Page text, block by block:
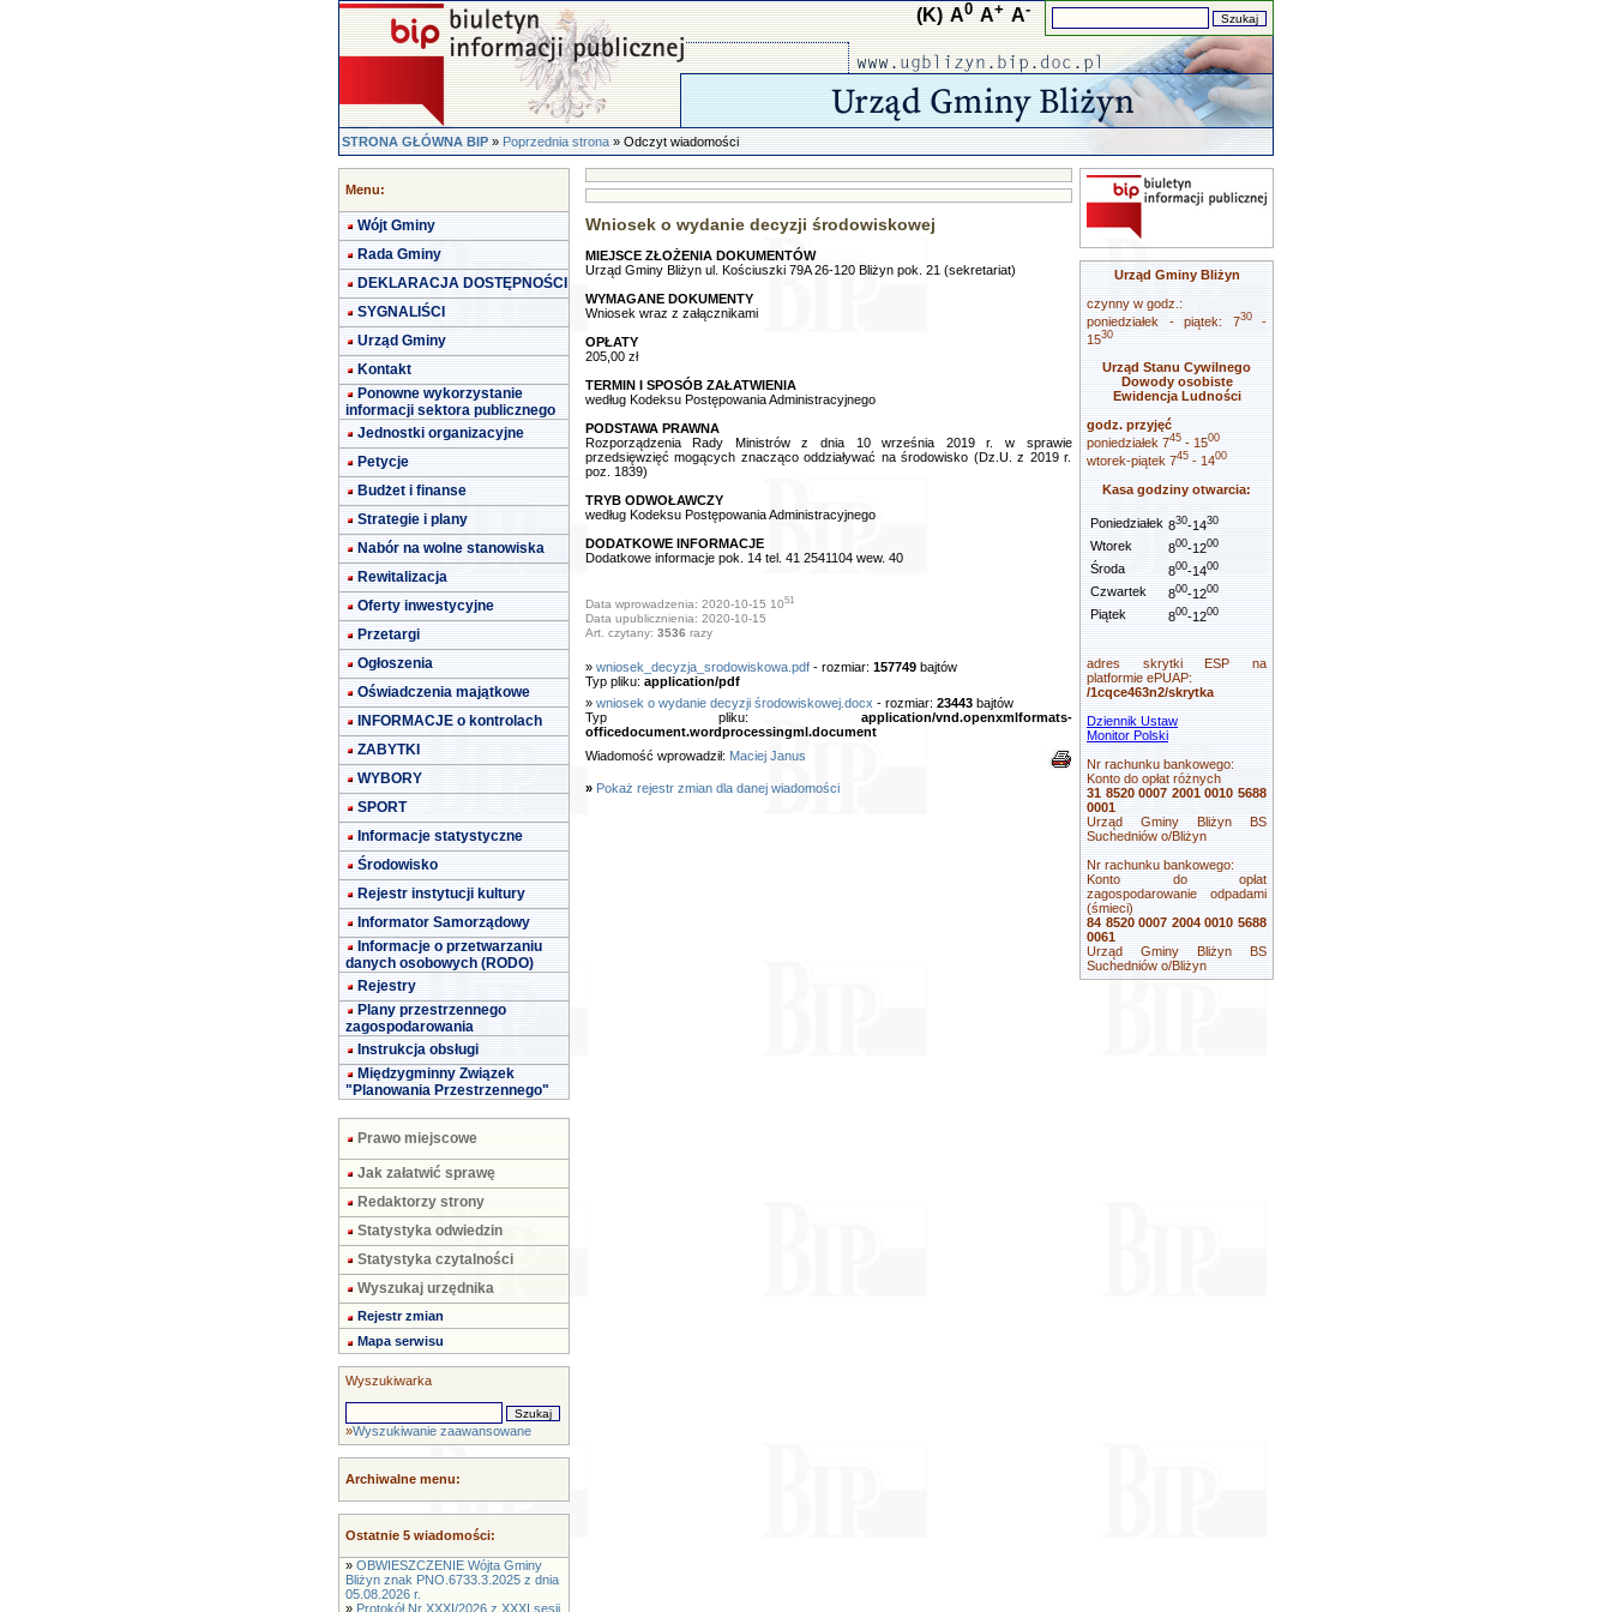
(K) A0 A+ A-
STRONA GŁÓWNA BIP»Poprzednia strona» Odczyt wiadomości
Menu:
Wójt Gminy
Rada Gminy
DEKLARACJA DOSTĘPNOŚCI
SYGNALIŚCI
Urząd Gminy
Kontakt
Ponowne wykorzystanie
informacji sektora publicznego
Jednostki organizacyjne
Petycje
Budżet i finanse
Strategie i plany
Nabór na wolne stanowiska
Rewitalizacja
Oferty inwestycyjne
Przetargi
Ogłoszenia
Oświadczenia majątkowe
INFORMACJE o kontrolach
ZABYTKI
WYBORY
SPORT
Informacje statystyczne
Środowisko
Rejestr instytucji kultury
Informator Samorządowy
Informacje o przetwarzaniu
danych osobowych (RODO)
Rejestry
Plany przestrzennego
zagospodarowania
Instrukcja obsługi
Międzygminny Związek
"Planowania Przestrzennego"
Prawo miejscowe
Jak załatwić sprawę
Redaktorzy strony
Statystyka odwiedzin
Statystyka czytalności
Wyszukaj urzędnika
Rejestr zmian
Mapa serwisu
Wyszukiwarka
»Wyszukiwanie zaawansowane
Archiwalne menu:
Ostatnie 5 wiadomości:
» OBWIESZCZENIE Wójta Gminy
Bliżyn znak PNO.6733.3.2025 z dnia
05.08.2026 r.
» Protokół Nr XXXI/2026 z XXXI sesji
Wniosek o wydanie decyzji środowiskowej
MIEJSCE ZŁOŻENIA DOKUMENTÓW
Urząd Gminy Bliżyn ul. Kościuszki 79A 26-120 Bliżyn pok. 21 (sekretariat)
WYMAGANE DOKUMENTY
Wniosek wraz z załącznikami
OPŁATY
205,00 zł
TERMIN I SPOSÓB ZAŁATWIENIA
według Kodeksu Postępowania Administracyjnego
PODSTAWA PRAWNA
Rozporządzenia Rady Ministrów z dnia 10 września 2019 r. w sprawie
przedsięwzięć mogących znacząco oddziaływać na środowisko (Dz.U. z 2019 r.
poz. 1839)
TRYB ODWOŁAWCZY
według Kodeksu Postępowania Administracyjnego
DODATKOWE INFORMACJE
Dodatkowe informacje pok. 14 tel. 41 2541104 wew. 40
Data wprowadzenia: 2020-10-15 1051
Data upublicznienia: 2020-10-15
Art. czytany: 3536 razy
» wniosek_decyzja_srodowiskowa.pdf- rozmiar: 157749bajtów
Typ pliku: application/pdf
» wniosek o wydanie decyzji środowiskowej.docx - rozmiar: 23443bajtów
Typ pliku: application/vnd.openxmlformats-
officedocument.wordprocessingml.document
Wiadomość wprowadził: Maciej Janus
» Pokaż rejestr zmian dla danej wiadomości
Urząd Gminy Bliżyn
czynny w godz.:
poniedziałek - piątek: 730-
1530
Urząd Stanu Cywilnego
Dowody osobiste
Ewidencja Ludności
godz. przyjęć
poniedziałek 745 - 1500
wtorek-piątek 745 - 1400
Kasa godziny otwarcia:
Poniedziałek 830-1430
Wtorek 800-1200
Środa 800-1400
Czwartek 800-1200
Piątek 800-1200
adres skrytki ESP na
platformie ePUAP:
/1cqce463n2/skrytka
Dziennik Ustaw
Monitor Polski
Nr rachunku bankowego:
Konto do opłat różnych
31 8520 0007 2001 0010 5688
0001
Urząd Gminy Bliżyn BS
Suchedniów o/Bliżyn
Nr rachunku bankowego:
Konto do opłat
zagospodarowanie odpadami
(śmieci)
84 8520 0007 2004 0010 5688
0061
Urząd Gminy Bliżyn BS
Suchedniów o/Bliżyn